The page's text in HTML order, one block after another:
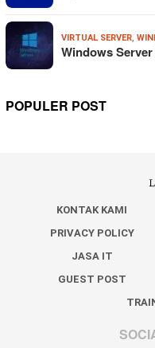
VIRTUAL SERVER,
Windows
POPULER POST
KONTAK KAMI
PRIVACY POLICY
JASA IT
GUEST POST